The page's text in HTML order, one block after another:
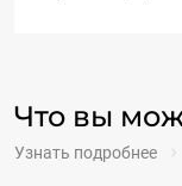
Что вы
Узнать подробнее